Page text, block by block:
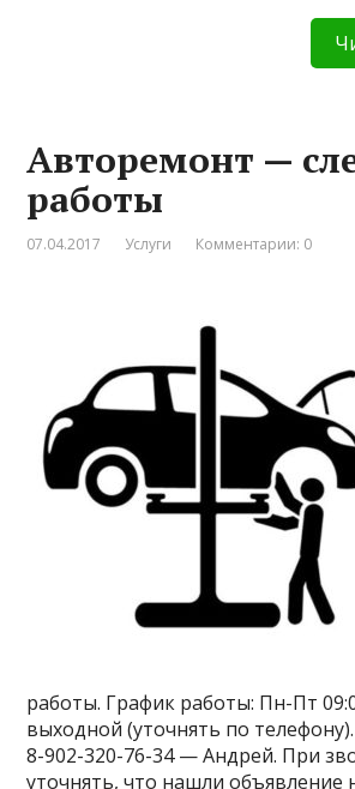
Авторемонт —
работы
07.04.2017 Услуги Комментарии: 0
работы. График работы: Пн-Пт
выходной (уточнять по
8-902-320-76-34 — Андрей. При
уточнять, что нашли объявление